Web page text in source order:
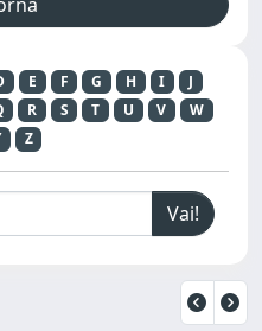
E F G H I
J
R S T U V
W
Z